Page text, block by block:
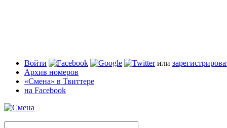
Войти или
Архив номеров
«Смена» в Твиттере
на Facebook